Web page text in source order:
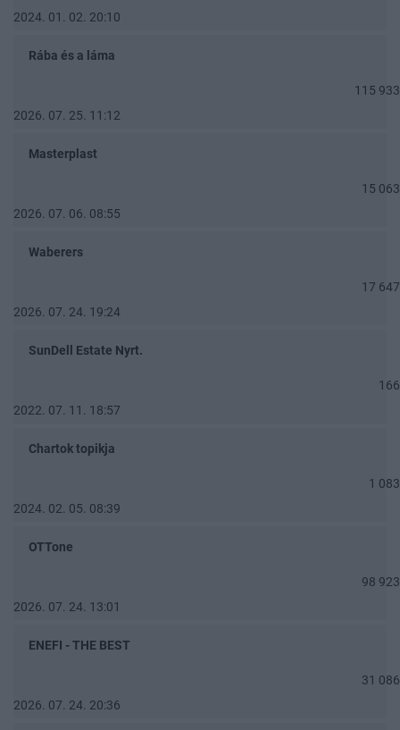
2024. 01. 02. 20:10
Rába és a láma
115 933
2026. 07. 25. 11:12
Masterplast
15 063
2026. 07. 06. 08:55
Waberers
17 647
2026. 07. 24. 19:24
SunDell Estate Nyrt.
166
2022. 07. 11. 18:57
Chartok topikja
1 083
2024. 02. 05. 08:39
OTTone
98 923
2026. 07. 24. 13:01
ENEFI - THE BEST
31 086
2026. 07. 24. 20:36